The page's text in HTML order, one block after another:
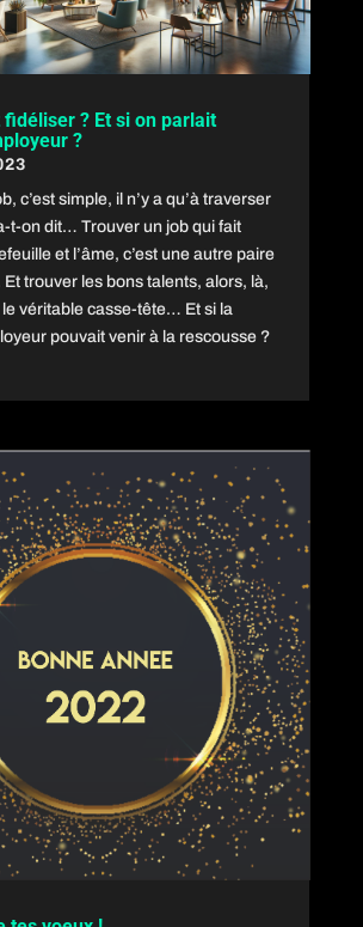
fidéliser ? Et si on parlait
?
c’est simple, il n’y a qu’à traverser
t-on dit… Trouver un job qui fait
et l’âme, c’est une autre paire
trouver les bons talents, alors, là,
le véritable casse-tête… Et si la
pouvait venir à la rescousse ?